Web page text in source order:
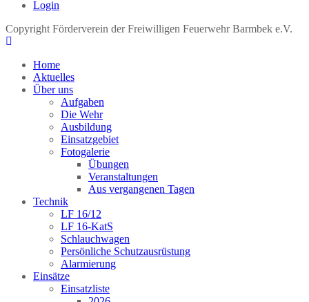
Login
Copyright Förderverein der Freiwilligen Feuerwehr Barmbek e.V.
Home
Aktuelles
Über uns
Aufgaben
Die Wehr
Ausbildung
Einsatzgebiet
Fotogalerie
Übungen
Veranstaltungen
Aus vergangenen Tagen
Technik
LF 16/12
LF 16-KatS
Schlauchwagen
Persönliche Schutzausrüstung
Alarmierung
Einsätze
Einsatzliste